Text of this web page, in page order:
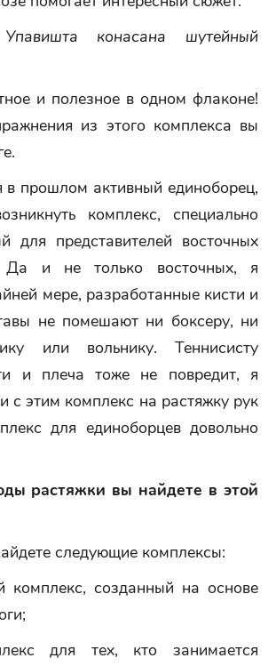
Упавишта конасана
шутейный
и полезное в одном флаконе!
из этого комплекса вы
прошлом активный единоборец,
комплекс, специально
для представителей восточных
Да и не только восточных, я
мере, разработанные кисти и
не помешают ни боксеру, ни
или вольнику. Теннисисту
и плеча тоже не повредит, я
с этим комплекс на растяжку рук
для единоборцев довольно
растяжки вы найдете в этой
следующие комплексы:
созданный на основе
для тех, кто занимается